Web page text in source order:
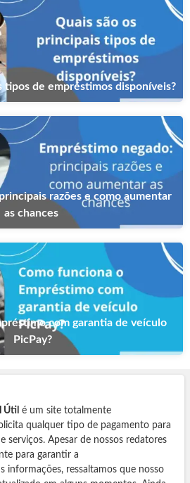
tipos de empréstimos disponíveis?
razões e como aumentar
as chances
com garantia de veículo
PicPay?
Útil é um site totalmente
qualquer tipo de pagamento para
serviços. Apesar de nossos redatores
para garantir a
informações, ressaltamos que nosso